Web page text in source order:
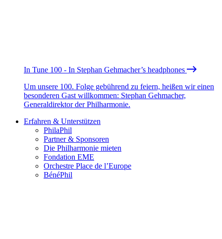
In Tune 100 - In Stephan Gehmacher’s headphones
Um unsere 100. Folge gebührend zu feiern, heißen wir einen
besonderen Gast willkommen: Stephan Gehmacher,
Generaldirektor der Philharmonie.
Erfahren & Unterstützen
PhilaPhil
Partner & Sponsoren
Die Philharmonie mieten
Fondation EME
Orchestre Place de l’Europe
BénéPhil